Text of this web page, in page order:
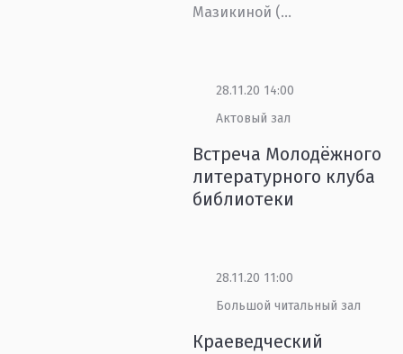
Мазикиной (...
28.11.20 14:00
Актовый зал
Встреча Молодёжного
литературного клуба
библиотеки
28.11.20 11:00
Большой читальный зал
Краеведческий